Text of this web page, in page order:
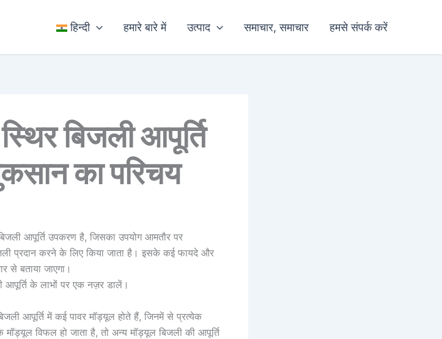
हिन्दी हमारे बारे में उत्पाद समाचार, समाचार हमसे संपर्क करें
बिजली आपूर्ति
का परिचय
आपूर्ति उपकरण है, जिसका उपयोग आमतौर पर
प्रदान करने के लिए किया जाता है। इसके कई फायदे और
बताया जाएगा।
आपूर्ति के लाभों पर एक नज़र डालें।
आपूर्ति में कई पावर मॉड्यूल होते हैं, जिनमें से प्रत्येक
विफल हो जाता है, तो अन्य मॉड्यूल बिजली की आपूर्ति